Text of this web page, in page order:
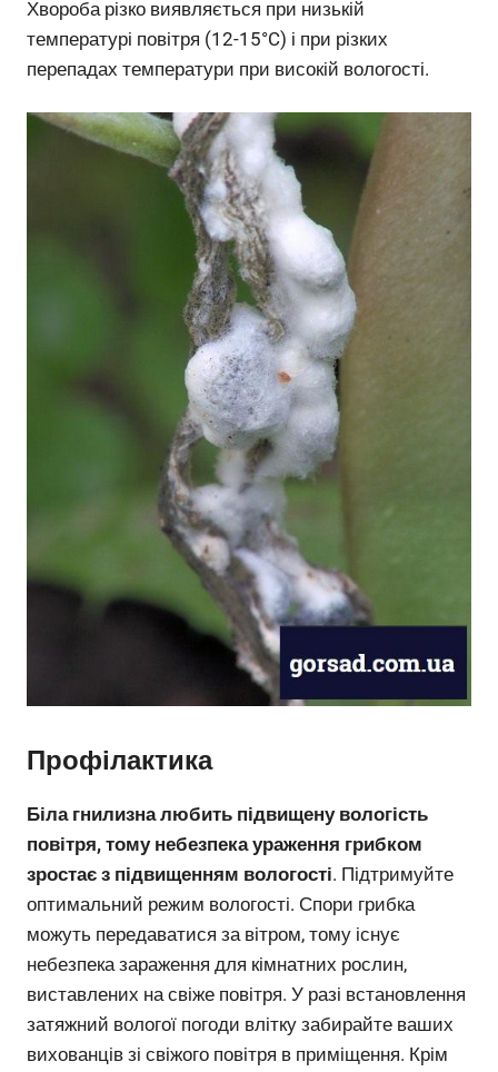
Хвороба різко виявляється при низькій
температурі повітря (12-15°C) і при різких
перепадах температури при високій вологості.
Профілактика
Біла гнилизна любить підвищену вологість
повітря, тому небезпека ураження грибком
зростає з підвищенням вологості. Підтримуйте
оптимальний режим вологості. Спори грибка
можуть передаватися за вітром, тому існує
небезпека зараження для кімнатних рослин,
виставлених на свіже повітря. У разі встановлення
затяжний вологої погоди влітку забирайте ваших
вихованців зі свіжого повітря в приміщення. Крім